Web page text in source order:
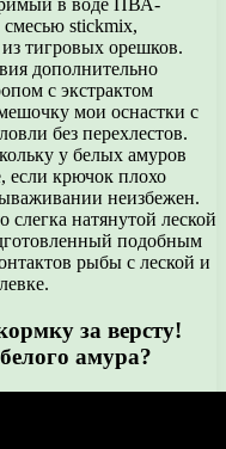
stickmix,
тигровых орешков.
дополнительно
с экстрактом
мои оснастки с
без перехлестов.
у белых амуров
если крючок плохо
неизбежен.
натянутой леской
подобным
рыбы с леской и
за версту!
амура?